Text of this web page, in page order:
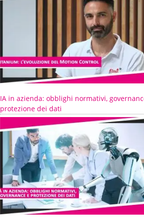
IA in azienda: obblighi normativi,
protezione dei dati